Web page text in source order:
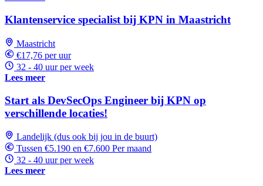
Klantenservice specialist bij KPN in Maastricht
Maastricht
€17,76 per uur
32 - 40 uur per week
Lees meer
Start als DevSecOps Engineer bij KPN op
verschillende locaties!
Landelijk (dus ook bij jou in de buurt)
Tussen €5.190 en €7.600 Per maand
32 - 40 uur per week
Lees meer